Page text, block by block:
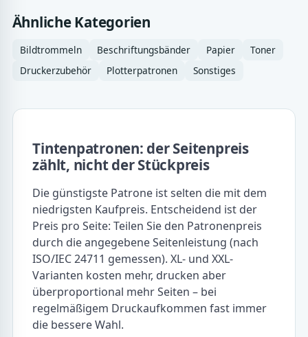
Ähnliche Kategorien
Bildtrommeln Beschriftungsbänder Papier
Toner
Druckerzubehör
Plotterpatronen Sonstiges
Tintenpatronen: der Seitenpreis
zählt, nicht der Stückpreis
Die günstigste Patrone ist selten die mit dem
niedrigsten Kaufpreis. Entscheidend ist der
Preis pro Seite: Teilen Sie den Patronenpreis
durch die angegebene Seitenleistung (nach
ISO/IEC 24711 gemessen). XL- und XXL-
Varianten kosten mehr, drucken aber
überproportional mehr Seiten – bei
regelmäßigem Druckaufkommen fast immer
die bessere Wahl.